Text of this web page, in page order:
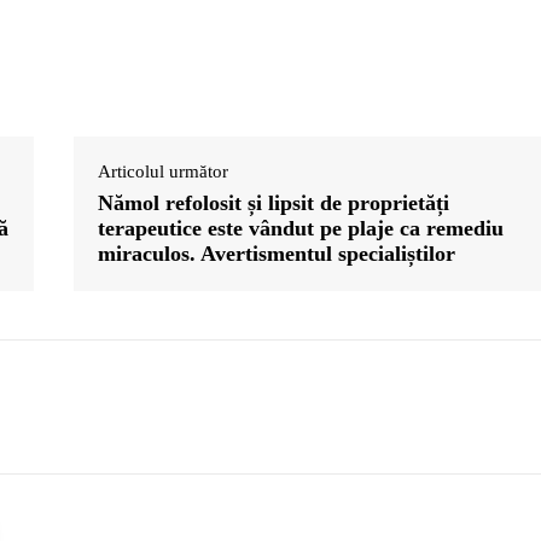
Articolul următor
Nămol refolosit și lipsit de proprietăți
terapeutice este vândut pe plaje ca remediu
miraculos. Avertismentul specialiștilor